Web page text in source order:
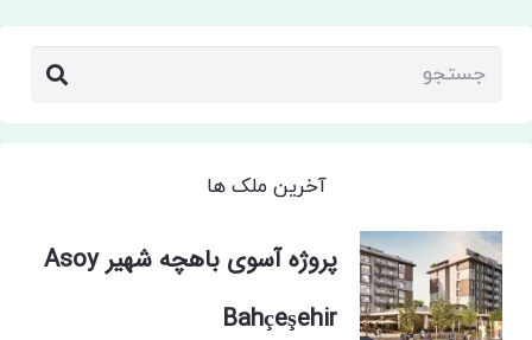
آخرین ملک ها
پروژه آسوی باهچه شهیر Asoy
Bahçeşehir